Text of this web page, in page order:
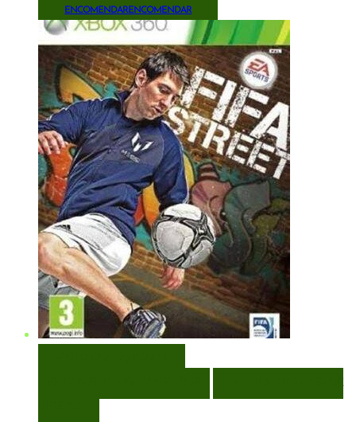
ENCOMENDARENCOMENDAR